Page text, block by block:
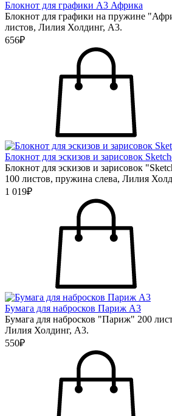
Блокнот для графики А3 Африка
Блокнот для графики на пружине
листов, Лилия Холдинг, А3.
656₽
Блокнот для эскизов и зарисовок
Блокнот для эскизов и зарисовок
100 листов, пружина слева, Лилия
1 019₽
Бумага для набросков Париж А3
Бумага для набросков "Париж" 200
Лилия Холдинг, А3.
550₽